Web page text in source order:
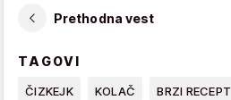
Prethodna vest
TAGOVI
ČIZKEJK KOLAČ BRZI RECEPT